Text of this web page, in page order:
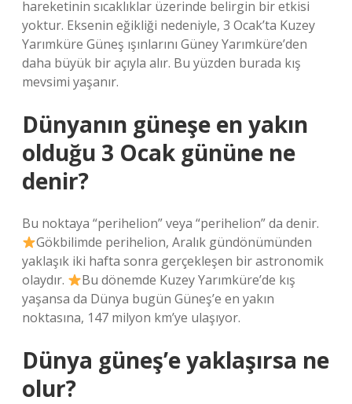
hareketinin sıcaklıklar üzerinde belirgin bir etkisi
yoktur. Eksenin eğikliği nedeniyle, 3 Ocak’ta Kuzey
Yarımküre Güneş ışınlarını Güney Yarımküre’den
daha büyük bir açıyla alır. Bu yüzden burada kış
mevsimi yaşanır.
Dünyanın güneşe en yakın
olduğu 3 Ocak gününe ne
denir?
Bu noktaya “perihelion” veya “perihelion” da denir.
Gökbilimde perihelion, Aralık gündönümünden
yaklaşık iki hafta sonra gerçekleşen bir astronomik
olaydır.
Bu dönemde Kuzey Yarımküre’de kış
yaşansa da Dünya bugün Güneş’e en yakın
noktasına, 147 milyon km’ye ulaşıyor.
Dünya güneş’e yaklaşırsa ne
olur?